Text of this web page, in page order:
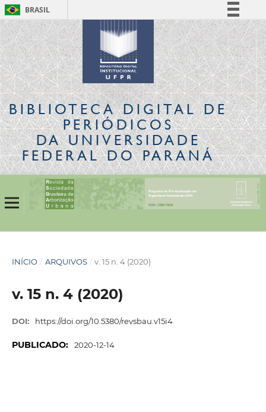
BRASIL
Simplifique!
Comunica BR
Participe
Acesso à informação
Legislação
Canais
BIBLIOTECA DIGITALDE
PERIÓDICOS
DA UNIVERSIDADE
FEDERAL DO PARANÁ
INÍCIO / ARQUIVOS / v. 15 n. 4 (2020)
v. 15 n. 4 (2020)
DOI: https://doi.org/10.5380/revsbau.v15i4
PUBLICADO: 2020-12-14